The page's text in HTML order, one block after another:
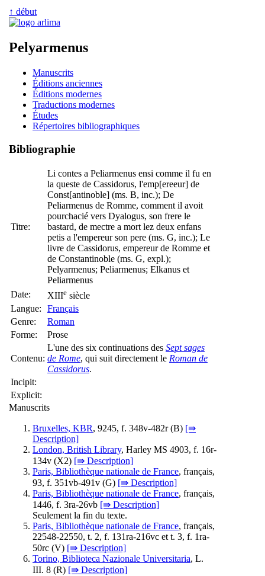
↑ début
Pelyarmenus
Manuscrits
Éditions anciennes
Éditions modernes
Traductions modernes
Études
Répertoires bibliographiques
Bibliographie
Titre:
Li contes a Peliarmenus ensi comme il fu en
la queste de Cassidorus, l'emp[ereeur] de
Const[antinoble] (ms. B, inc.); De
Peliarmenus de Romme, comment il avoit
pourchacié vers Dyalogus, son frere le
bastard, de mectre a mort lez deux enfans
petis a l'empereur son pere (ms. G, inc.); Le
livre de Cassidorus, empereur de Romme et
de Constantinoble (ms. G, expl.);
Pelyarmenus; Peliarmenus; Elkanus et
Peliarmenus
Date:
XIIIe siècle
Langue:
Français
Genre:
Roman
Forme:
Prose
Contenu:
L'une des six continuations des Sept sages
de Rome, qui suit directement le Roman de
Cassidorus.
Incipit:
Explicit:
Manuscrits
Bruxelles, KBR, 9245, f. 348v-482r (B) [⇛
Description]
London, British Library, Harley MS 4903, f. 16r-
134v (X2) [⇛ Description]
Paris, Bibliothèque nationale de France, français,
93, f. 351vb-491v (G) [⇛ Description]
Paris, Bibliothèque nationale de France, français,
1446, f. 3ra-26vb [⇛ Description]
Seulement la fin du texte.
Paris, Bibliothèque nationale de France, français,
22548-22550, t. 2, f. 131ra-216vc et t. 3, f. 1ra-
50rc (V) [⇛ Description]
Torino, Biblioteca Nazionale Universitaria, L.
III. 8 (R) [⇛ Description]